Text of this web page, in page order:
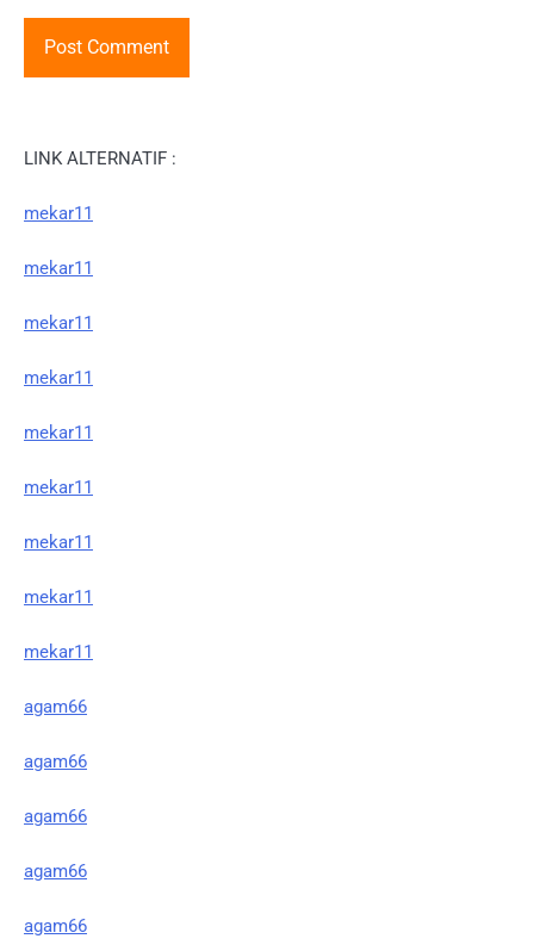
LINK ALTERNATIF :
mekar11
mekar11
mekar11
mekar11
mekar11
mekar11
mekar11
mekar11
mekar11
agam66
agam66
agam66
agam66
agam66